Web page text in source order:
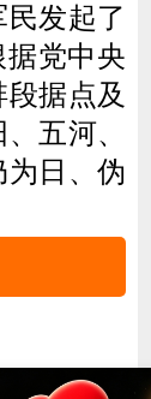
发起了
据党中央
据点及
五河、
日、伪